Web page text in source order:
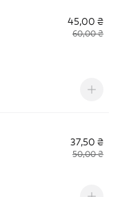
45,00 ₴
60,00 ₴
37,50 ₴
50,00 ₴